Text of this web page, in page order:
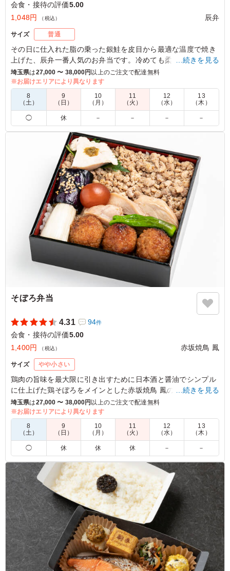
会食・接待の評価5.00
1,048円
（税込） 辰弁
サイズ 普通
その日に仕入れた脂の乗った銀鮭を皮目から最適な温度で焼き
上げた、辰弁一番人気のお弁当です。冷めても柔らかい、本物
の銀鮭を楽しめる贅沢なお弁当です。
5.0 ジェイリース株式会社
蓋が透明なので分かっていましたが、鮭の大きさ、分厚さ
に驚かされます。当然味も素晴らしくちょうどよい焼き加
減でした。付け合わせも豊富で大変おいしく最後までおい
しく皆様喜んでいらっしゃいました。くるめしさんと提携
されているお弁当屋さんはどこも質が高くいつも驚かされ
ます。 皆さんが喜ばれることが約束されているので選ぶ
のがとても楽しい仕事になっています！
ご利用シーン：会食・接待› 接待
東京都新宿区新宿2025/10/03
…続きを見る
埼玉県は27,000 〜 38,000円 以上のご注文で配達無料
※お届けエリアにより異なります
8
（土）
9
（日）
10
（月）
11
（火）
12
（水）
13
（木）
◯ 休 － － － －
そぼろ弁当
4.31 94件
会食・接待の評価5.00
1,400円
（税込） 赤坂焼鳥 鳳
サイズ やや小さい
鶏肉の旨味を最大限に引き出すために日本酒と醤油でシンプル
に仕上げた鶏そぼろをメインとした赤坂焼鳥 鳳のお弁当の中で
も特にお客様への還元率が高い｢くるめし弁当｣限定で販売して
いる商品です。
※5月～10月は安全衛生上の理由で、キンカン(鶏卵黄)を季節
野菜に変更しております。
【※仕入れ状況により、キンカン(鶏卵黄)をうずら玉子に変更
する場合がございます。】
彩り綺麗で味も美味しく大満足でした。鶏肉ということも
ありダイエット中の方もそんなに罪悪感なく食べられると
喜んでおられました。とても美味しかったので是非また注
文させて頂きます。
ご利用シーン：会食・接待›MR
東京都千代田区神田駿河台2026/04/02
…続きを見る
埼玉県は27,000 〜 38,000円以上のご注文で配達無料
※お届けエリアにより異なります
8
（土）
9
（日）
10
（月）
11
（火）
12
（水）
13
（木）
◯ 休 休 休 － －